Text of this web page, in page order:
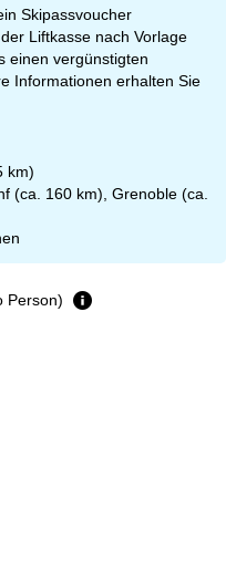
Skipassvoucher
Liftkasse nach Vorlage
einen vergünstigten
Informationen erhalten Sie
km)
(ca. 160 km), Grenoble (ca.
Person)